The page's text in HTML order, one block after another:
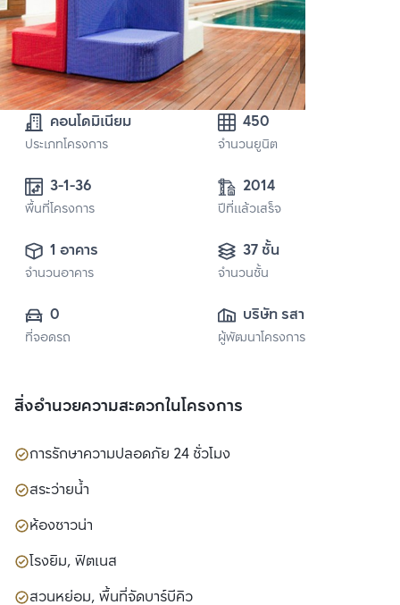
คอนโดมิเนียม
ประเภทโครงการ
450
จำนวนยูนิต
พื้นที่โครงการ
2014
ปีที่แล้วเสร็จ
1 อาคาร
จำนวนอาคาร
37 ชั้น
จำนวนชั้น
0
ที่จอดรถ
บริษัท รสา พร็อพ
เพอร์ตี้ ดีเวลลอปเม
ผู้พัฒนาโครงการ
สิ่งอำนวยความสะดวกในโครงการ
การรักษาความปลอดภัย 24 ชั่วโมง
สระว่ายน้ำ
ห้องซาวน่า
โรงยิม, ฟิตเนส
สวนหย่อม, พื้นที่จัดบาร์บีคิว